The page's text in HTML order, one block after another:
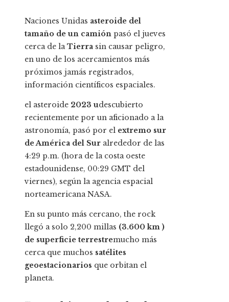
Naciones Unidas asteroide del
tamaño de un camión pasó el jueves
cerca de laTierra sin causar peligro,
en uno de los acercamientos más
próximos jamás registrados,
información científicos espaciales.
el asteroide 2023 udescubierto
recientemente por un aficionado a la
astronomía, pasó por el extremo sur
de América del Sur alrededor de las
4:29 p.m. (hora de la costa oeste
estadounidense, 00:29 GMT del
viernes), según la agencia espacial
norteamericana NASA.
En su punto más cercano, the rock
llegó a solo 2,200 millas (3.600 km )
de superficie terrestremucho más
cerca que muchos satélites
geoestacionarios que orbitan el
planeta.